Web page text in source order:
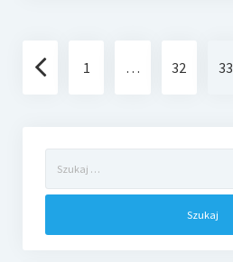
po
1 … 32 33